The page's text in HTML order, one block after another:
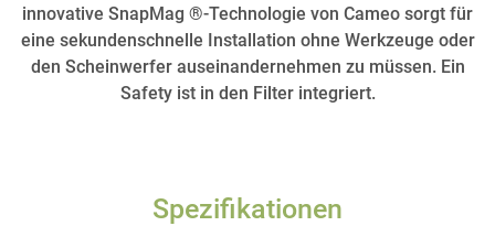
innovative SnapMag ®-Technologie von Cameo sorgt für
eine sekundenschnelle Installation ohne Werkzeuge oder
den Scheinwerfer auseinandernehmen zu müssen. Ein
Safety ist in den Filter integriert.
Spezifikationen